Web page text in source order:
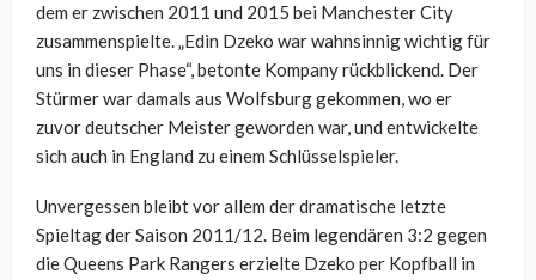
dem er zwischen 2011 und 2015 bei Manchester City
zusammenspielte. „Edin Dzeko war wahnsinnig wichtig für
uns in dieser Phase“, betonte Kompany rückblickend. Der
Stürmer war damals aus Wolfsburg gekommen, wo er
zuvor deutscher Meister geworden war, und entwickelte
sich auch in England zu einem Schlüsselspieler.
Unvergessen bleibt vor allem der dramatische letzte
Spieltag der Saison 2011/12. Beim legendären 3:2 gegen
die Queens Park Rangers erzielte Dzeko per Kopfball in